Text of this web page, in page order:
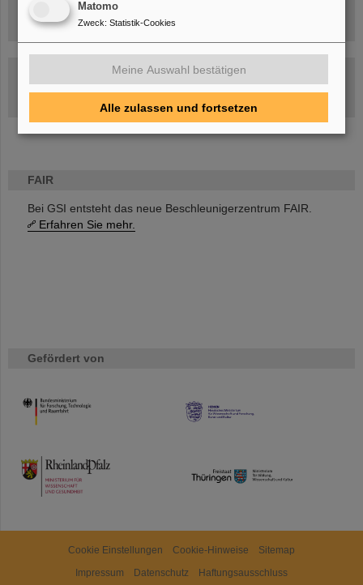
FAIR
Bei GSI entsteht das neue Beschleunigerzentrum FAIR.
Erfahren Sie mehr.
Gefördert von
HMWK
TMWWDG
Umgang mit den Auswirkungen des Kriegs in der Ukraine
GSI-FAIR Kolloquium
Aktuelle Termine
Cookie Einstellungen Cookie-Hinweise
Sitemap
Impressum
Datenschutz Haftungsausschluss
Matomo
Zweck: Statistik-Cookies
Meine Auswahl bestätigen
Alle zulassen und fortsetzen